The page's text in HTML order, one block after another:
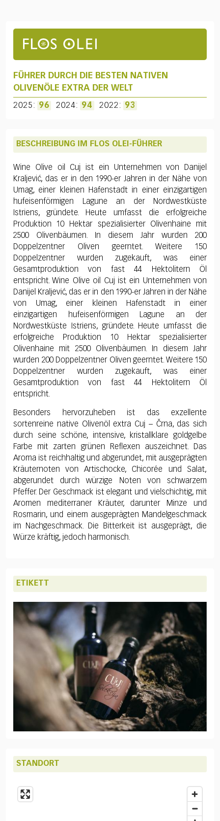
FÜHRER DURCH DIE BESTEN NATIVEN
OLIVENÖLE EXTRA DER WELT
2025: 96 2024: 94 2022: 93
BESCHREIBUNG IM FLOS OLEI-FÜHRER
Wine Olive oil Cuj ist ein Unternehmen von Danijel
Kraljević, das er in den 1990-er Jahren in der Nähe von
Umag, einer kleinen Hafenstadt in einer einzigartigen
hufeisenförmigen Lagune an der Nordwestküste
Istriens, gründete. Heute umfasst die erfolgreiche
Produktion 10 Hektar spezialisierter Olivenhaine mit
2500 Olivenbäumen. In diesem Jahr wurden 200
Doppelzentner Oliven geerntet. Weitere 150
Doppelzentner wurden zugekauft, was einer
Gesamtproduktion von fast 44 Hektolitern Öl
entspricht. Wine Olive oil Cuj ist ein Unternehmen von
Danijel Kraljević, das er in den 1990-er Jahren in der Nähe
von Umag, einer kleinen Hafenstadt in einer
einzigartigen hufeisenförmigen Lagune an der
Nordwestküste Istriens, gründete. Heute umfasst die
erfolgreiche Produktion 10 Hektar spezialisierter
Olivenhaine mit 2500 Olivenbäumen. In diesem Jahr
wurden 200 Doppelzentner Oliven geerntet. Weitere 150
Doppelzentner wurden zugekauft, was einer
Gesamtproduktion von fast 44 Hektolitern Öl
entspricht.
Besonders hervorzuheben ist das exzellente
sortenreine native Olivenöl extra Cuj – Črna, das sich
durch seine schöne, intensive, kristallklare goldgelbe
Farbe mit zarten grünen Reflexen auszeichnet. Das
Aroma ist reichhaltig und abgerundet, mit ausgeprägten
Kräuternoten von Artischocke, Chicorée und Salat,
abgerundet durch würzige Noten von schwarzem
Pfeffer. Der Geschmack ist elegant und vielschichtig, mit
Aromen mediterraner Kräuter, darunter Minze und
Rosmarin, und einem ausgeprägten Mandelgeschmack
im Nachgeschmack. Die Bitterkeit ist ausgeprägt, die
Würze kräftig, jedoch harmonisch.
ETIKETT
STANDORT